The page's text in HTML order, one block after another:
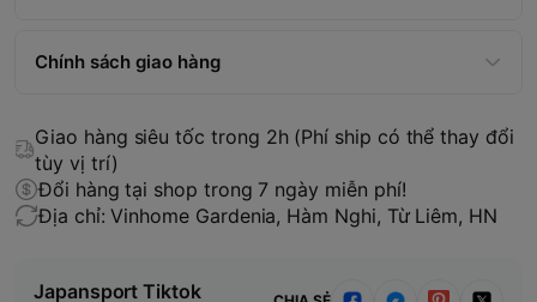
Chính sách giao hàng
Giao hàng siêu tốc trong 2h (Phí ship có thể thay đổi
tùy vị trí)
Đổi hàng tại shop trong 7 ngày miễn phí!
Địa chỉ: Vinhome Gardenia, Hàm Nghi, Từ Liêm, HN
Japansport Tiktok